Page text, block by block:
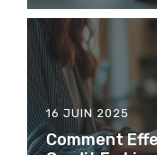
16 JUIN 2025
Comment